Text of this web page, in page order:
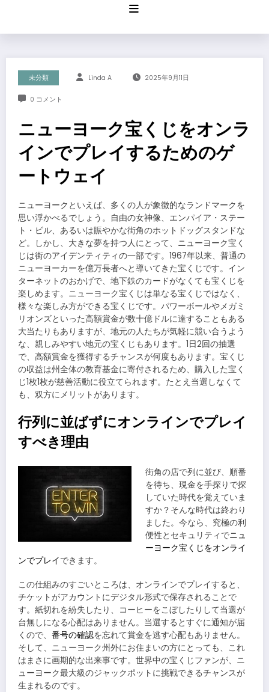
未分類 Linda A 2025年9月11日
0 コメント
ニューヨーク宝くじをオンラ
インでプレイするためのゲ
ートウェイ
ニューヨークといえば、多くの人が象徴的なランドマークを
思い浮かべるでしょう。自由の女神像、エンパイア・ステー
ト・ビル、あるいは賑やかな街角のホットドッグスタンドな
ど。しかし、大きな夢を持つ人にとって、ニューヨーク宝く
じは街のアイデンティティの一部です。1967年以来、普通の
ニューヨーカーを億万長者へと導いてきた宝くじです。イン
ターネットのおかげで、地下鉄のカードがなくても宝くじを
楽しめます。ニューヨーク宝くじは単なる宝くじではなく、
様々な楽しみ方ができる宝くじです。パワーボールやメガミ
リオンズといった高額賞金が数十億ドルに達することもある
大当たりもありますが、地元の人たちが気軽に競い合うよう
な、親しみやすい地元の宝くじもあります。1日2回の抽選
で、高額賞金を獲得するチャンスが何度もあります。宝くじ
の収益は州全体の教育基金に寄付されるため、購入した宝く
じ1枚1枚が慈善活動に役立てられます。たとえ当選しなくて
も、双方にメリットがあります。
行列に並ばずにオンラインでプレイ
すべき理由
街角の店で列に並び、順番
を待ち、現金を手探りで探
していた時代を覚えていま
すか？そんな時代は終わり
ました。今なら、究極の利
便性とセキュリティでニュ
ーヨーク宝くじをオンライ
ンでプレイできます。
この仕組みのすごいところは、オンラインでプレイすると、
チケットがアカウントにデジタル形式で保存されることで
す。紙切れを紛失したり、コーヒーをこぼしたりして当選が
台無しになる心配はありません。当選するとすぐに通知が届
くので、 番号の確認を忘れて賞金を逃す心配もありません。
そして、ニューヨーク州外にお住まいの方にとっても、これ
はまさに画期的な出来事です。世界中の宝くじファンが、ニ
ューヨーク最大級のジャックポットに挑戦できるチャンスが
生まれるのです。